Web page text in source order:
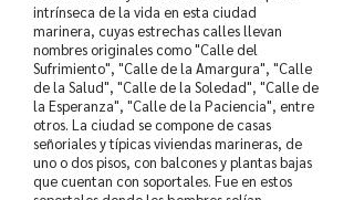
intrínseca de la vida en esta ciudad
marinera, cuyas estrechas calles llevan
nombres originales como "Calle del
Sufrimiento", "Calle de la Amargura", "Calle
de la Salud", "Calle de la Soledad", "Calle de
la Esperanza", "Calle de la Paciencia", entre
otros. La ciudad se compone de casas
señoriales y típicas viviendas marineras, de
uno o dos pisos, con balcones y plantas bajas
que cuentan con soportales. Fue en estos